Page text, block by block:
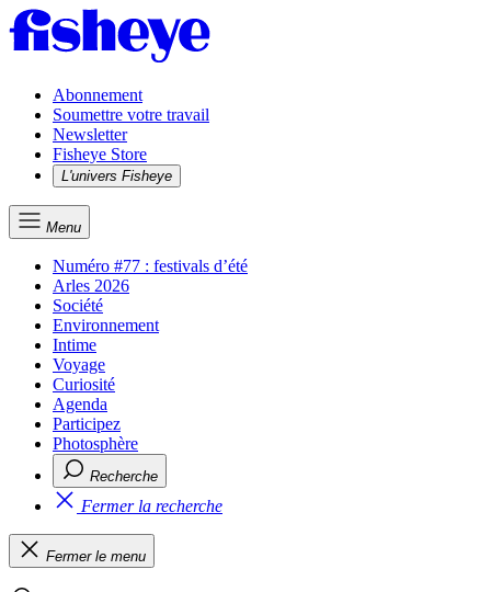
Abonnement
Soumettre votre travail
Newsletter
Fisheye Store
L'univers Fisheye
Menu
Numéro #77 : festivals d’été
Arles 2026
Société
Environnement
Intime
Voyage
Curiosité
Agenda
Participez
Photosphère
Recherche
Fermer la recherche
Fermer le menu